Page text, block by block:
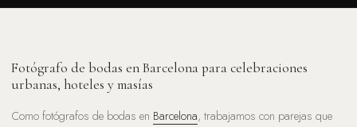
Fotógrafo de bodas en Barcelona para celebraciones
urbanas, hoteles y masías
Como fotógrafos de bodas en Barcelona, trabajamos con parejas que